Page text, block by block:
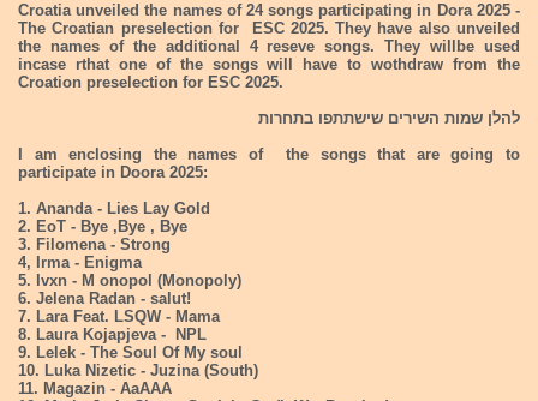
Croatia unveiled the names of 24 songs participating in Dora 2025 -
The Croatian preselection for ESC 2025. They have also unveiled
the names of the additional 4 reseve songs. They willbe used
incase rthat one of the songs will have to wothdraw from the
Croation preselection for ESC 2025.
להלן שמות השירים שישתתפו בתחרות
I am enclosing the names of the songs that are going to
participate in Doora 2025:
1. Ananda - Lies Lay Gold
2. EoT - Bye ,Bye , Bye
3. Filomena - Strong
4, Irma - Enigma
5. Ivxn - M onopol (Monopoly)
6. Jelena Radan - salut!
7. Lara Feat. LSQW - Mama
8. Laura Kojapjeva - NPL
9. Lelek - The Soul Of My soul
10. Luka Nizetic - Juzina (South)
11. Magazin - AaAAA